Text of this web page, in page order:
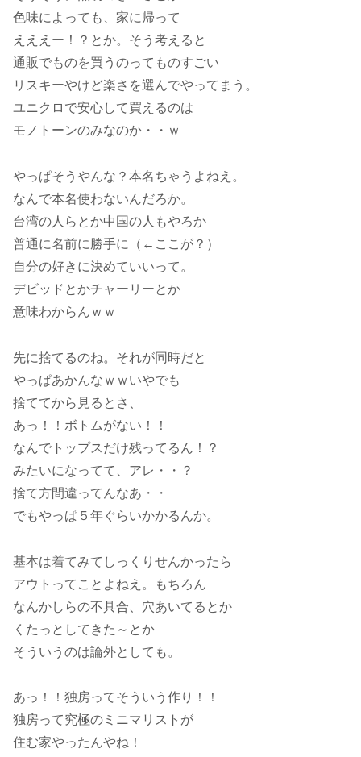
色味によっても、家に帰って
えええー！？とか。そう考えると
通販でものを買うのってものすごい
リスキーやけど楽さを選んでやってまう。
ユニクロで安心して買えるのは
モノトーンのみなのか・・ｗ
やっぱそうやんな？本名ちゃうよねえ。
なんで本名使わないんだろか。
台湾の人らとか中国の人もやろか
普通に名前に勝手に（←ここが？）
自分の好きに決めていいって。
デビッドとかチャーリーとか
意味わからんｗｗ
先に捨てるのね。それが同時だと
やっぱあかんなｗｗいやでも
捨ててから見るとさ、
あっ！！ボトムがない！！
なんでトップスだけ残ってるん！？
みたいになってて、アレ・・？
捨て方間違ってんなあ・・
でもやっぱ５年ぐらいかかるんか。
基本は着てみてしっくりせんかったら
アウトってことよねえ。もちろん
なんかしらの不具合、穴あいてるとか
くたっとしてきた～とか
そういうのは論外としても。
あっ！！独房ってそういう作り！！
独房って究極のミニマリストが
住む家やったんやね！